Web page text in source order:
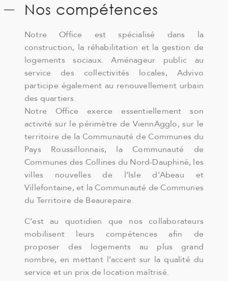
Nos compétences
Notre Office est spécialisé dans la
construction, la réhabilitation et la gestion de
logements sociaux. Aménageur public au
service des collectivités locales, Advivo
participe également au renouvellement urbain
des quartiers.
Notre Office exerce essentiellement son
activité sur le périmètre de ViennAgglo, sur le
territoire de la Communauté de Communes du
Pays Roussillonnais, la Communauté de
Communes des Collines du Nord-Dauphiné, les
villes nouvelles de l’Isle d’Abeau et
Villefontaine, et la Communauté de Communes
du Territoire de Beaurepaire.
C’est au quotidien que nos collaborateurs
mobilisent leurs compétences afin de
proposer des logements au plus grand
nombre, en mettant l’accent sur la qualité du
service et un prix de location maîtrisé.